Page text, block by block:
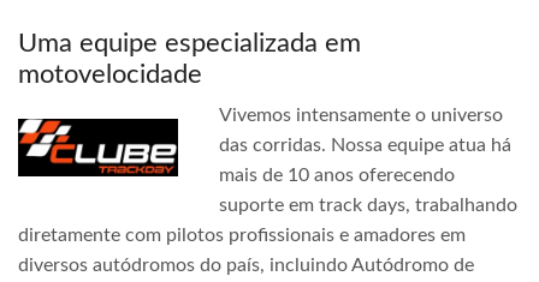
Uma equipe especializada em
motovelocidade
Vivemos intensamente o universo
das corridas. Nossa equipe atua há
mais de 10 anos oferecendo
suporte em track days, trabalhando
diretamente com pilotos profissionais e amadores em
diversos autódromos do país, incluindo Autódromo de